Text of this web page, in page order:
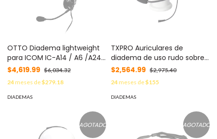
OTTO Diadema lightweight
para ICOM IC-A14 / A6 /A24
MOD: V4-10683
$4,619.99 $6,034.32
24meses de$279.18
DIADEMAS
TXPRO Auriculares de
diadema de uso rudo sobre
la cabeza para ICOM
ICF11/14/3021//3013/3103/300,
IC-F1000/2000. Se fija al
radio con tornillos. MOD: TX-
$2,564.99 $2,975.40
24meses de$155
DIADEMAS
AGOTADO AGOTADO